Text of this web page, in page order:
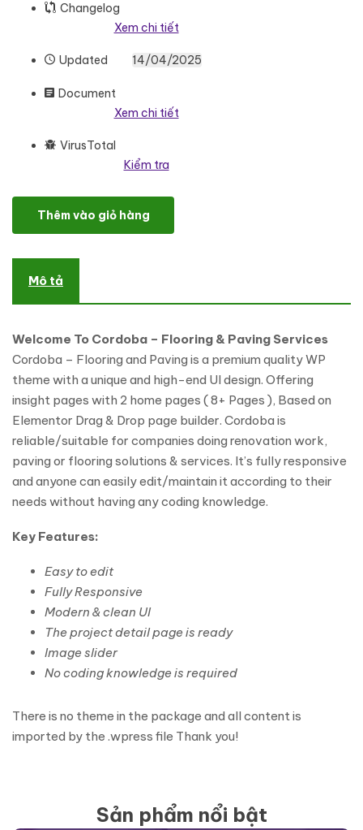
Changelog
Xem chi tiết
Updated 14/04/2025
Document
Xem chi tiết
VirusTotal
Kiểm tra
Cordoba - Flooring and Paving Services WP Theme WordPress
Thêm vào giỏ hàng
Mô tả
Welcome To Cordoba – Flooring & Paving Services
Cordoba – Flooring and Paving is a premium quality WP
theme with a unique and high-end UI design. Offering
insight pages with 2 home pages ( 8+ Pages ), Based on
Elementor Drag & Drop page builder. Cordoba is
reliable/suitable for companies doing renovation work,
paving or flooring solutions & services. It’s fully responsive
and anyone can easily edit/maintain it according to their
needs without having any coding knowledge.
Key Features:
Easy to edit
Fully Responsive
Modern & clean UI
The project detail page is ready
Image slider
No coding knowledge is required
There is no theme in the package and all content is
imported by the .wpress file Thank you!
Sản phẩm nổi bật